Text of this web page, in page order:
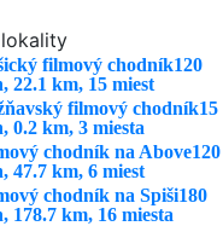
filmový chodník120
22.1 km, 15 miest
filmový chodník15
0.2 km, 3 miesta
chodník na Above120
47.7 km, 6 miest
chodník na Spiši180
178.7 km, 16 miesta